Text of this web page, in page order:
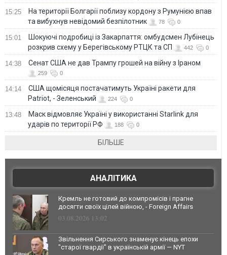
15:25
На території Болгарії поблизу кордону з Румунією впав
та вибухнув невідомий безпілотник
78 0
15:01
Шокуючі подробиці із Закарпаття: омбудсмен Лубінець
розкрив схему у Берегівському РТЦК та СП
442 0
14:38 Сенат США не дав Трампу грошей на війну з Іраном
259 0
14:14
США щомісяця постачатимуть Україні ракети для
Patriot, - Зеленський
224 0
13:48
Маск відмовляє Україні у використанні Starlink для
ударів по території РФ
188 0
БІЛЬШЕ
АНАЛІТИКА
Кремль не готовий до компромісів і прагне
досягти своїх цілей війною, - Foreign Affairs
03.08.2026 13:02
Звільнення Сирського знаменує кінець епохи
"старої гвардії" в українській армії — NYT